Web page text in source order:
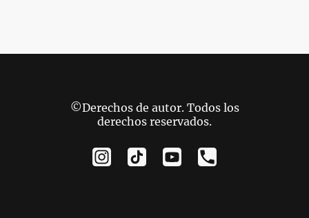
©Derechos de autor. Todos los
derechos reservados.